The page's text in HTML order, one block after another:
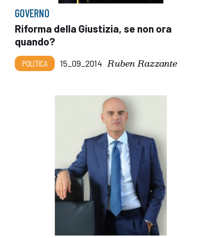
GOVERNO
Riforma della Giustizia, se non ora
quando?
POLITICA 15_09_2014 Ruben Razzante